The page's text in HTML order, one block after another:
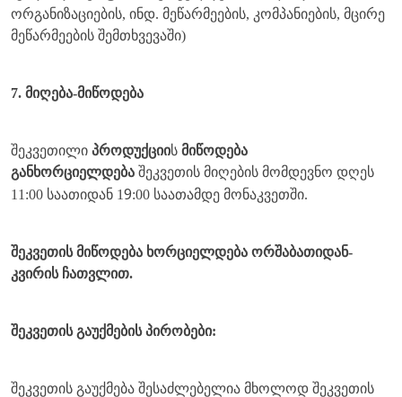
ორგანიზაციების, ინდ. მეწარმეების, კომპანიების, მცირე
მეწარმეების შემთხვევაში)
7. მიღება-მიწოდება
შეკვეთილი პროდუქციის მიწოდება
განხორციელდება შეკვეთის მიღების მომდევნო დღეს
11:00 საათიდან 19:00 საათამდე მონაკვეთში.
შეკვეთის მიწოდება ხორციელდება ორშაბათიდან-
კვირის ჩათვლით.
შეკვეთის გაუქმების პირობები:
შეკვეთის გაუქმება შესაძლებელია მხოლოდ შეკვეთის